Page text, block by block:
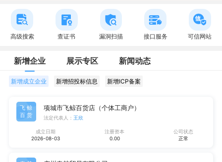
高级搜索 查证书 漏洞扫描 接口服务 可信网站
新增企业 展示专区 新闻动态
新增成立企业 新增招投标信息 新增ICP备案
飞鲸
百货
项城市飞鲸百货店（个体工商户）
法定代表人： 王欣
成立日期
2026-08-03
注册资本
0.00
公司状态
正常